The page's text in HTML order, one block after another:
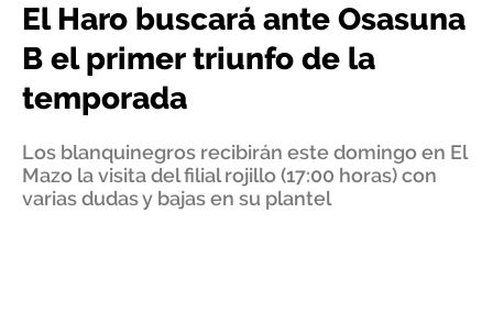
El Haro buscará ante Osasuna
B el primer triunfo de la
temporada
Los blanquinegros recibirán este domingo en El
Mazo la visita del filial rojillo (17:00 horas) con
varias dudas y bajas en su plantel